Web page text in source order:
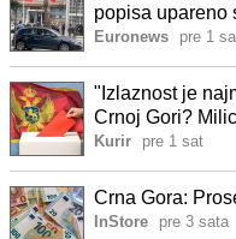
popisa upareno
Euronews pre 1
"Izlaznost je
Crnoj Gori?
Kurir pre 1 sat
Crna Gora:
InStore pre 3 sata